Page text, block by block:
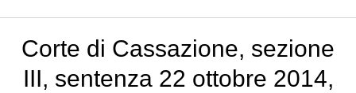
Corte di Cassazione, sezione
III, sentenza 22 ottobre 2014,